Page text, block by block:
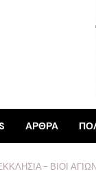
ΑΡΘΡΑ
- ΒΙΟΙ